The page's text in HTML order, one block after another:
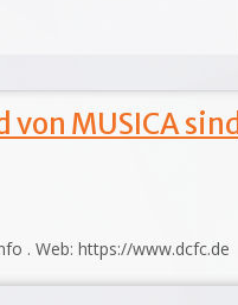
von MUSICA sind
. Web: https://www.dcfc.de